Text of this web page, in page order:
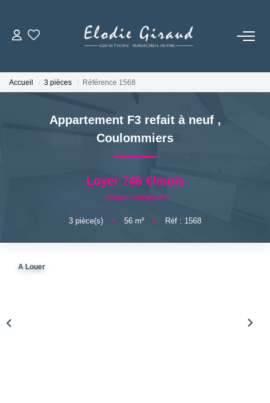
LOCATIONS
CONTACT
Accueil 3 pièces Référence 1568
Appartement F3 refait à neuf ,
Coulommiers
Loyer 745 €/mois
charges comprises
3 pièce(s) • 56 m² • Réf : 1568
A Louer